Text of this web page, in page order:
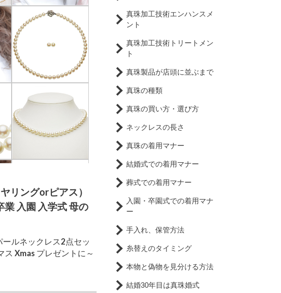
リングorピアス）
業 入園 入学式 母の
ルネックレス2点セッ
ス Xmas プレゼントに～
真珠加工技術エンハンスメ
ント
真珠加工技術トリートメン
ト
真珠製品が店頭に並ぶまで
真珠の種類
真珠の買い方・選び方
ネックレスの長さ
真珠の着用マナー
結婚式での着用マナー
葬式での着用マナー
入園・卒園式での着用マナ
ー
手入れ、保管方法
糸替えのタイミング
本物と偽物を見分ける方法
結婚30年目は真珠婚式